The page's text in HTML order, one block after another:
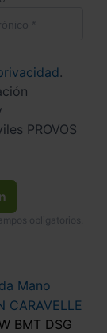
.
PROVOS
Mano
CARAVELLE
BMT DSG